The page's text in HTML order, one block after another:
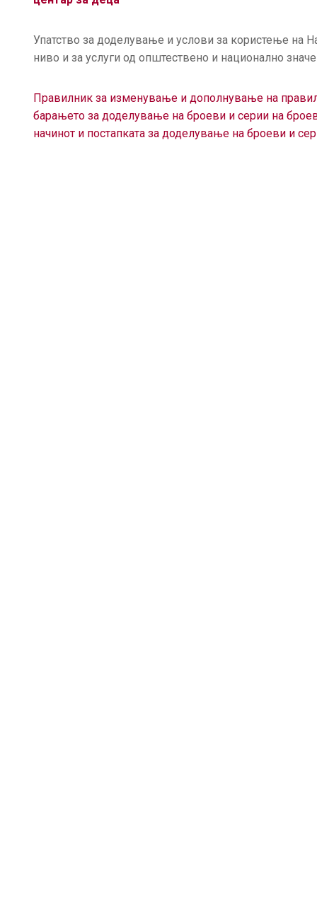
Упатство за доделување и услови за користење на
ниво и за услуги од општествено и национално
Правилник за изменување и дополнување на
барањето за доделување на броеви и серии на
начинот и постапката за доделување на броеви и